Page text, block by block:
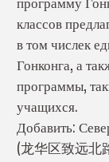
классов
в том числек
Гонконга, а
программы,
учащихся.
Добавить:
(龙华区致远北